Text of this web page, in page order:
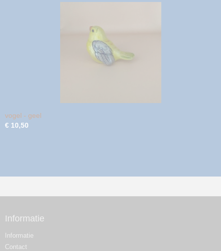
vogel - geel
€ 10,50
Informatie
Informatie
Contact